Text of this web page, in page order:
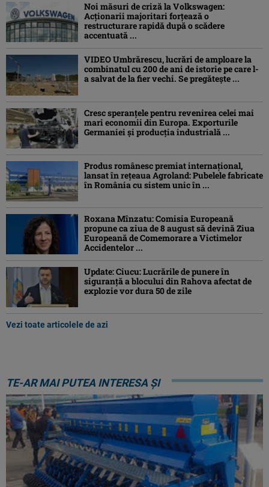
Noi măsuri de criză la Volkswagen:
Acționarii majoritari forțează o
restructurare rapidă după o scădere
accentuată ...
VIDEO Umbrărescu, lucrări de amploare la
combinatul cu 200 de ani de istorie pe care l-
a salvat de la fier vechi. Se pregătește ...
Cresc speranțele pentru revenirea celei mai
mari economii din Europa. Exporturile
Germaniei și producția industrială ...
Produs românesc premiat internațional,
lansat în rețeaua Agroland: Pubelele fabricate
în România cu sistem unic în ...
Roxana Mînzatu: Comisia Europeană
propune ca ziua de 8 august să devină Ziua
Europeană de Comemorare a Victimelor
Accidentelor ...
Update: Ciucu: Lucrările de punere în
siguranță a blocului din Rahova afectat de
explozie vor dura 50 de zile
Vezi toate articolele de azi
TE-AR MAI PUTEA INTERESA ȘI